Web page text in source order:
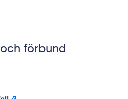
förbund